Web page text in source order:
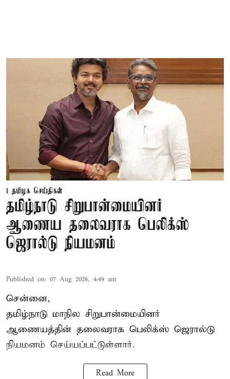
தமிழக செய்திகள்
தமிழ்நாடு சிறுபான்மையினர்
ஆணைய தலைவராக பெலிக்ஸ்
ஜெரால்டு நியமனம்
Published on: 07 Aug 2026, 4:49 am
சென்னை,
தமிழ்நாடு மாநில சிறுபான்மையினர்
ஆணையத்தின் தலைவராக பெலிக்ஸ் ஜெரால்டு
நியமனம் செய்யப்பட்டுள்ளார்.
Read More